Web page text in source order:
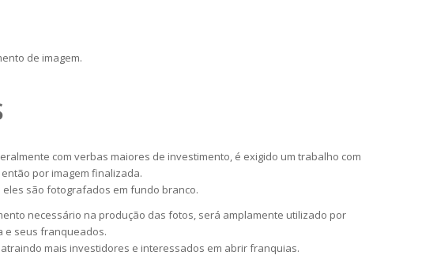
de imagem.
com verbas maiores de investimento, é exigido um trabalho com
por imagem finalizada.
são fotografados em fundo branco.
necessário na produção das fotos, será amplamente utilizado por
e seus franqueados.
mais investidores e interessados em abrir franquias.